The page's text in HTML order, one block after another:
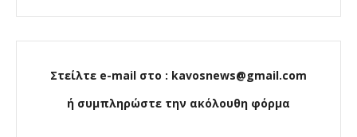
Στείλτε e-mail στο : kavosnews@gmail.com
ή συμπληρώστε την ακόλουθη φόρμα